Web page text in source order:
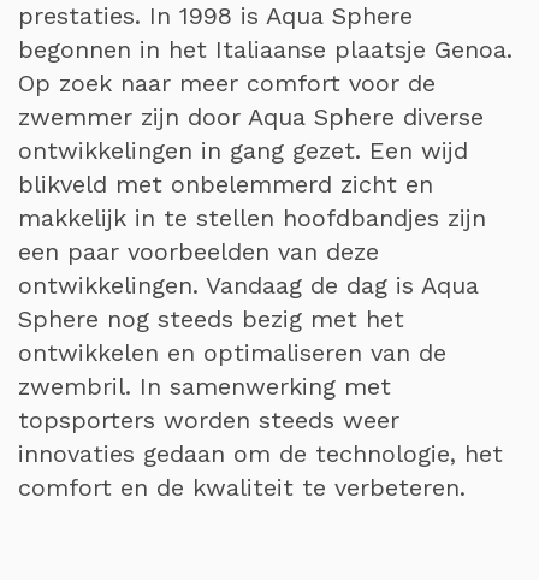
prestaties. In 1998 is Aqua Sphere
begonnen in het Italiaanse plaatsje Genoa.
Op zoek naar meer comfort voor de
zwemmer zijn door Aqua Sphere diverse
ontwikkelingen in gang gezet. Een wijd
blikveld met onbelemmerd zicht en
makkelijk in te stellen hoofdbandjes zijn
een paar voorbeelden van deze
ontwikkelingen. Vandaag de dag is Aqua
Sphere nog steeds bezig met het
ontwikkelen en optimaliseren van de
zwembril. In samenwerking met
topsporters worden steeds weer
innovaties gedaan om de technologie, het
comfort en de kwaliteit te verbeteren.